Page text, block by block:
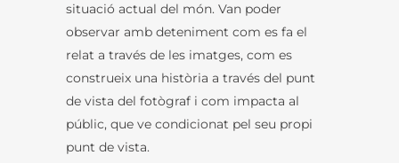
situació actual del món. Van poder
observar amb deteniment com es fa el
relat a través de les imatges, com es
construeix una història a través del punt
de vista del fotògraf i com impacta al
públic, que ve condicionat pel seu propi
punt de vista.